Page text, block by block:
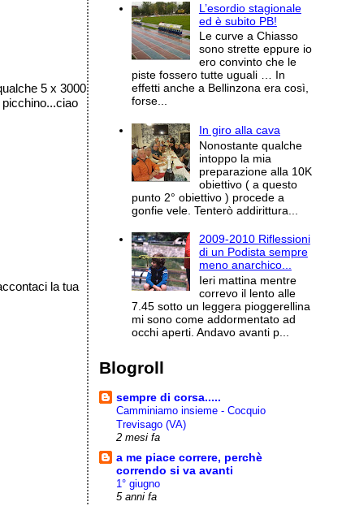
5 x 3000
la tua
L’esordio stagionale
ed è subito PB!
Le curve a Chiasso
sono strette eppure io
ero convinto che le
piste fossero tutte uguali … In
effetti anche a Bellinzona era così,
forse...
In giro alla cava
Nonostante qualche
intoppo la mia
preparazione alla 10K
obiettivo ( a questo
punto 2° obiettivo ) procede a
gonfie vele. Tenterò addirittura...
2009-2010 Riflessioni
di un Podista sempre
meno anarchico...
Ieri mattina mentre
correvo il lento alle
7.45 sotto un leggera pioggerellina
mi sono come addormentato ad
occhi aperti. Andavo avanti p...
Blogroll
sempre di corsa.....
Camminiamo insieme - Cocquio
Trevisago (VA)
2 mesi fa
a me piace correre, perchè
correndo si va avanti
1° giugno
5 anni fa